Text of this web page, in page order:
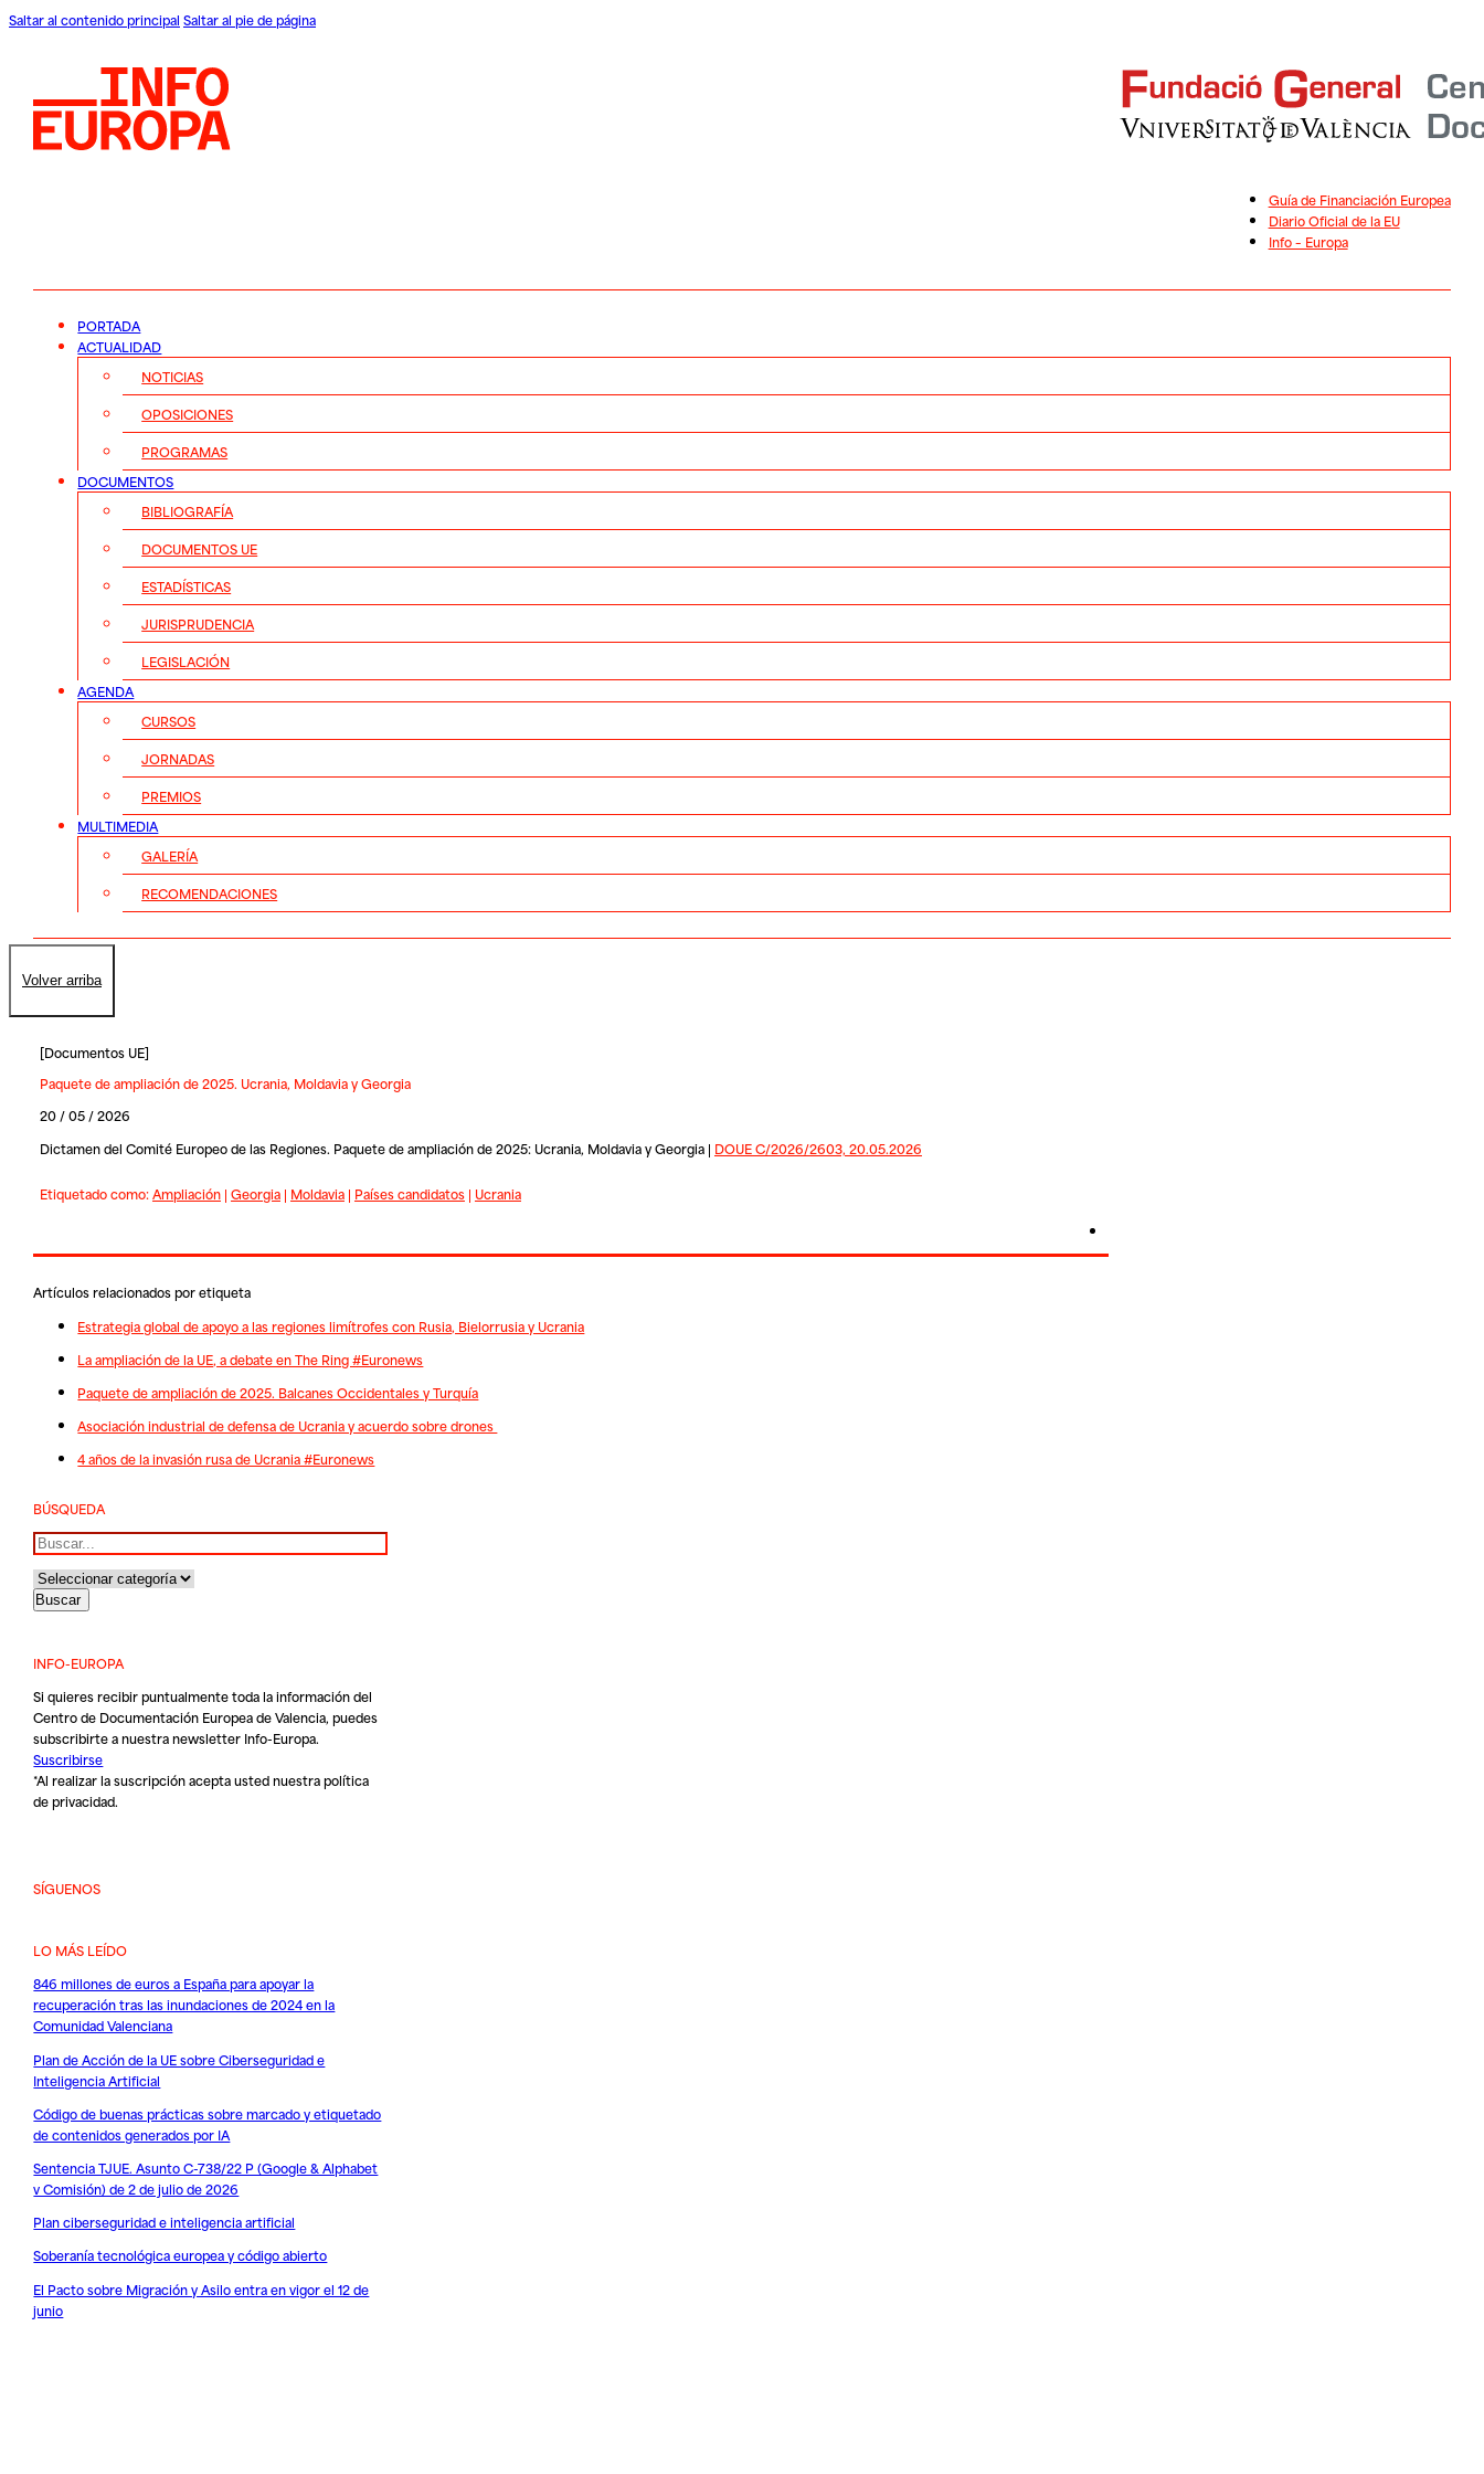
Saltar al contenido principal Saltar al pie de página
Guía de Financiación Europea
Diario Oficial de la EU
Info – Europa
PORTADA
ACTUALIDAD
NOTICIAS
OPOSICIONES
PROGRAMAS
DOCUMENTOS
BIBLIOGRAFÍA
DOCUMENTOS UE
ESTADÍSTICAS
JURISPRUDENCIA
LEGISLACIÓN
AGENDA
CURSOS
JORNADAS
PREMIOS
MULTIMEDIA
GALERÍA
RECOMENDACIONES
Volver arriba
[Documentos UE]
Paquete de ampliación de 2025. Ucrania, Moldavia y Georgia
20 / 05 / 2026
Dictamen del Comité Europeo de las Regiones. Paquete de ampliación de 2025: Ucrania, Moldavia y Georgia | DOUE C/2026/2603, 20.05.2026
Etiquetado como:Ampliación| Georgia| Moldavia| Países candidatos| Ucrania
Artículos relacionados por etiqueta
Estrategia global de apoyo a las regiones limítrofes con Rusia, Bielorrusia y Ucrania
La ampliación de la UE, a debate en The Ring #Euronews
Paquete de ampliación de 2025. Balcanes Occidentales y Turquía
Asociación industrial de defensa de Ucrania y acuerdo sobre drones
4 años de la invasión rusa de Ucrania #Euronews
BÚSQUEDA
Buscar
INFO-EUROPA
Si quieres recibir puntualmente toda la información del
Centro de Documentación Europea de Valencia, puedes
subscribirte a nuestra newsletter Info-Europa.
Suscribirse
*Al realizar la suscripción acepta usted nuestrapolítica
de privacidad.
SÍGUENOS
LO MÁS LEÍDO
846 millones de euros a España para apoyar la
recuperación tras las inundaciones de 2024 en la
Comunidad Valenciana
Plan de Acción de la UE sobre Ciberseguridad e
Inteligencia Artificial
Código de buenas prácticas sobre marcado y etiquetado
de contenidos generados por IA
Sentencia TJUE. Asunto C-738/22 P (Google & Alphabet
v Comisión) de 2 de julio de 2026
Plan ciberseguridad e inteligencia artificial
Soberanía tecnológica europea y código abierto
El Pacto sobre Migración y Asilo entra en vigor el 12 de
junio